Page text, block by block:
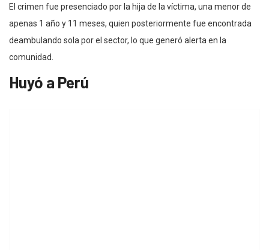
El crimen fue presenciado por la hija de la víctima, una menor de
apenas 1 año y 11 meses, quien posteriormente fue encontrada
deambulando sola por el sector, lo que generó alerta en la
comunidad.
Huyó a Perú